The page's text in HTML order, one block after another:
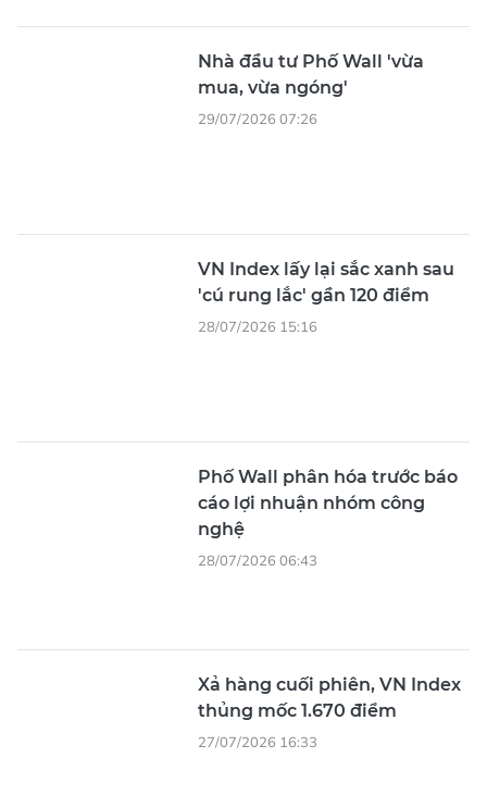
Nhà đầu tư Phố Wall 'vừa
mua, vừa ngóng'
29/07/2026 07:26
VN Index lấy lại sắc xanh sau
'cú rung lắc' gần 120 điểm
28/07/2026 15:16
Phố Wall phân hóa trước báo
cáo lợi nhuận nhóm công
nghệ
28/07/2026 06:43
Xả hàng cuối phiên, VN Index
thủng mốc 1.670 điểm
27/07/2026 16:33